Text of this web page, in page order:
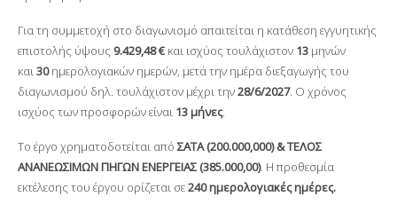
Για τη συμμετοχή στο διαγωνισμό απαιτείται η κατάθεση εγγυητικής
επιστολής ύψους 9.429,48 € και ισχύος τουλάχιστον 13 μηνών
και30ημερολογιακών ημερών, μετά την ημέρα διεξαγωγής του
διαγωνισμού δηλ. τουλάχιστον μέχρι την28/6/2027. Ο χρόνος
ισχύος των προσφορών είναι 13 μήνες.
Το έργο χρηματοδοτείται από ΣΑΤΑ (200.000,000) & ΤΕΛΟΣ
ΑΝΑΝΕΩΣΙΜΩΝ ΠΗΓΩΝ ΕΝΕΡΓΕΙΑΣ (385.000,00). Η προθεσμία
εκτέλεσης του έργου ορίζεται σε240 ημερολογιακές ημέρες.